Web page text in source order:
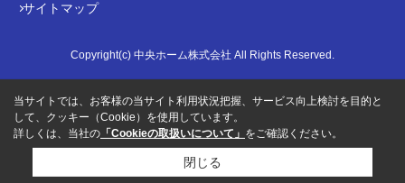
サイトマップ
Copyright(c) 中央ホーム株式会社 All Rights Reserved.
当サイトでは、お客様の当サイト利用状況把握、サービス向上検討を目的と
して、クッキー（Cookie）を使用しています。
詳しくは、当社の 「Cookieの取扱いについて」 をご確認ください。
閉じる